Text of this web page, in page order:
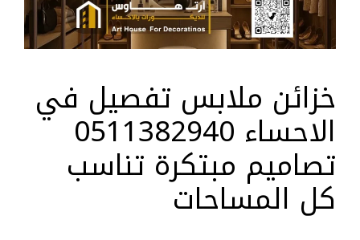
خزائن ملابس تفصيل في
الاحساء 0511382940
تصاميم مبتكرة تناسب
كل المساحات